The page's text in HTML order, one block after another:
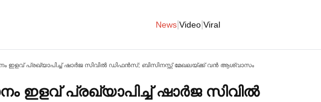
News Video Viral
ഇളവ് പ്രഖ്യാപിച്ച്‌ ഷാര്‍ജ സിവില്‍ ഡിഫൻസ്; ബിസിനസ്സ് മേഖലയ്ക്ക് വൻ ആശ്വാസം
ഇളവ് പ്രഖ്യാപിച്ച്‌ ഷാര്‍ജ സിവില്‍